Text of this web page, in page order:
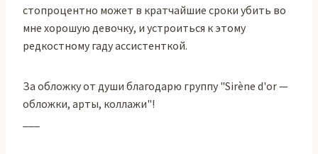
стопроцентно может в кратчайшие сроки убить во
мне хорошую девочку, и устроиться к этому
редкостному гаду ассистенткой.
За обложку от души благодарю группу "Sirène d'or —
обложки, арты, коллажи"!